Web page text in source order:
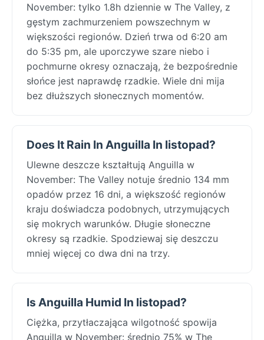
November: tylko 1.8h dziennie w The Valley, z
gęstym zachmurzeniem powszechnym w
większości regionów. Dzień trwa od 6:20 am
do 5:35 pm, ale uporczywe szare niebo i
pochmurne okresy oznaczają, że bezpośrednie
słońce jest naprawdę rzadkie. Wiele dni mija
bez dłuższych słonecznych momentów.
Does It Rain In Anguilla In listopad?
Ulewne deszcze kształtują Anguilla w
November: The Valley notuje średnio 134 mm
opadów przez 16 dni, a większość regionów
kraju doświadcza podobnych, utrzymujących
się mokrych warunków. Długie słoneczne
okresy są rzadkie. Spodziewaj się deszczu
mniej więcej co dwa dni na trzy.
Is Anguilla Humid In listopad?
Ciężka, przytłaczająca wilgotność spowija
Anguilla w November: średnio 75% w The